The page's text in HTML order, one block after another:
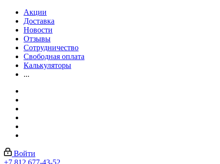
Акции
Доставка
Новости
Отзывы
Сотрудничество
Свободная оплата
Калькуляторы
...
Войти
+7 812 677-43-52